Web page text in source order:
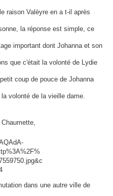
raison Valèyre en a t-il après
la réponse est simple, ce
important dont Johanna et son
que c'était la volonté de Lydie
coup de pouce de Johanna
volonté de la vieille dame.
dans une autre ville de